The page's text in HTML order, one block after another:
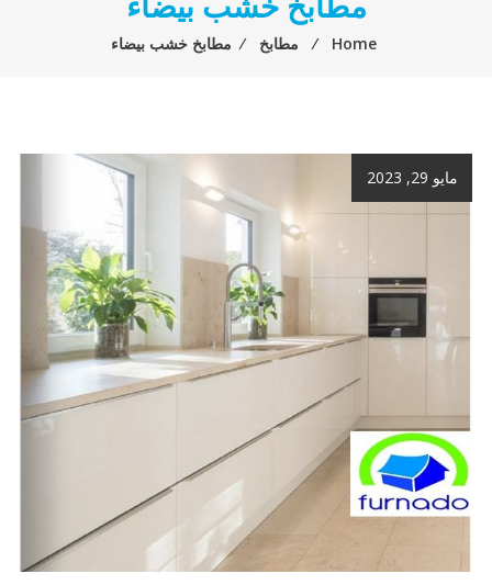
Home
⁄ مطابخ ⁄ مطابخ خشب بيضاء
مايو 29, 2023